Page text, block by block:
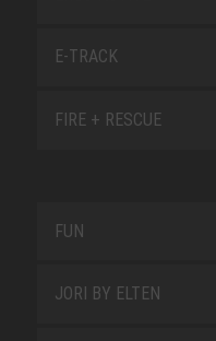
E-TRACK
FIRE + RESCUE
FUN
JORI BY ELTEN